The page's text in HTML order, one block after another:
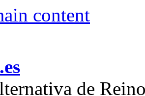
content
de